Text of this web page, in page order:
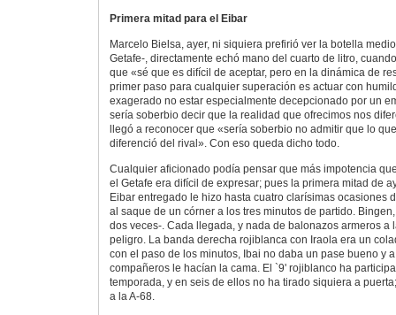
Primera mitad para el Eibar
Marcelo Bielsa, ayer, ni siquiera prefirió ver la botella
Getafe-, directamente echó mano del cuarto de litro,
que «sé que es difícil de aceptar, pero en la dinámica de
primer paso para cualquier superación es actuar con
exagerado no estar especialmente decepcionado por un
sería soberbio decir que la realidad que ofrecimos nos
llegó a reconocer que «sería soberbio no admitir que lo
diferenció del rival». Con eso queda dicho todo.
Cualquier aficionado podía pensar que más impotencia
el Getafe era difícil de expresar; pues la primera mitad de
Eibar entregado le hizo hasta cuatro clarísimas ocasiones
al saque de un córner a los tres minutos de partido.
dos veces-. Cada llegada, y nada de balonazos armeros a
peligro. La banda derecha rojiblanca con Iraola era un
con el paso de los minutos, Ibai no daba un pase bueno y
compañeros le hacían la cama. El `9' rojiblanco ha
temporada, y en seis de ellos no ha tirado siquiera a
a la A-68.